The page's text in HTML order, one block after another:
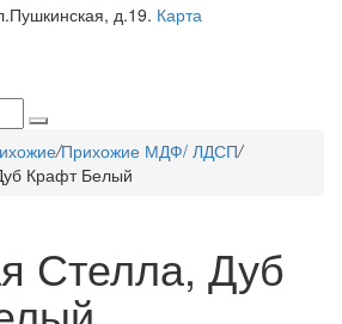
д.19. Карта
/Прихожие МДФ/ ЛДСП/
Крафт Белый
Стелла, Дуб